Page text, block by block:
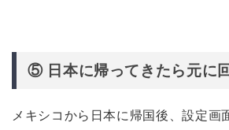
⑤ 日本に帰ってきたら元に
メキシコから日本に帰国後、設定画